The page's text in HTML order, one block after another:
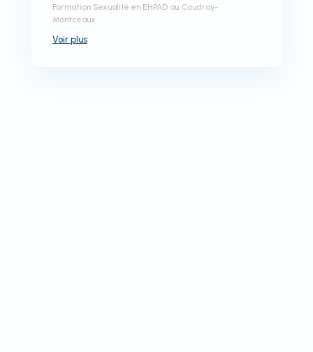
Formation Sexualité en EHPAD au Coudray-
Montceaux
Voir plus